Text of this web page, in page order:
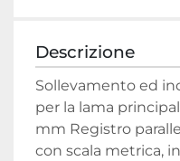
Descrizione
Sollevamento ed
per la lama
mm Registro
con scala metrica,